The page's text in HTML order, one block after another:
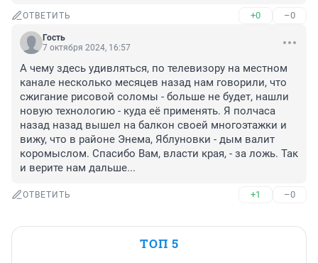
ОТВЕТИТЬ +0 –0
Гость
7 октября 2024, 16:57
А чему здесь удивляться, по телевизору на местном
канале несколько месяцев назад нам говорили, что
сжигание рисовой соломы - больше не будет, нашли
новую технологию - куда её применять. Я полчаса
назад назад вышел на балкон своей многоэтажки и
вижу, что в районе Энема, Яблуновки - дым валит
коромыслом. Спасибо Вам, власти края, - за ложь. Так
и верите нам дальше...
ОТВЕТИТЬ +1 –0
ТОП 5